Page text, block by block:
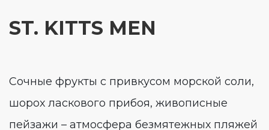
ST. KITTS MEN
Сочные фрукты с привкусом морской соли,
шорох ласкового прибоя, живописные
пейзажи – атмосфера безмятежных пляжей